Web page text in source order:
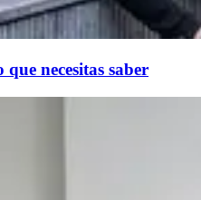
necesitas saber